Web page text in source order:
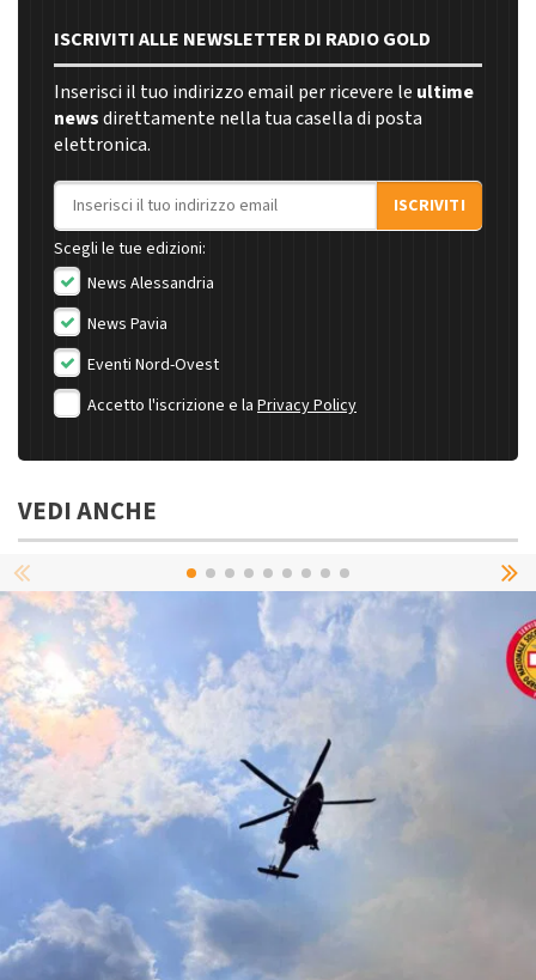
ISCRIVITI ALLE NEWSLETTER DI RADIO GOLD
Inserisci il tuo indirizzo email per ricevere le ultime
newsdirettamente nella tua casella di posta
elettronica.
Indirizzo email
ISCRIVITI
Scegli le tue edizioni:
News Alessandria
News Pavia
Eventi Nord-Ovest
Accetto l'iscrizione e la Privacy Policy
VEDI ANCHE